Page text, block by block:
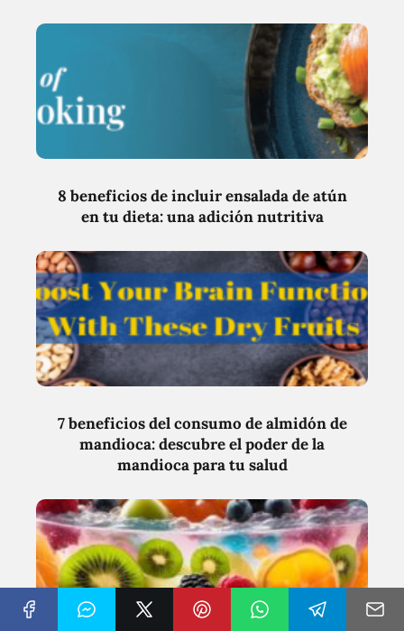
8 beneficios de incluir ensalada de atún
en tu dieta: una adición nutritiva
7 beneficios del consumo de almidón de
mandioca: descubre el poder de la
mandioca para tu salud